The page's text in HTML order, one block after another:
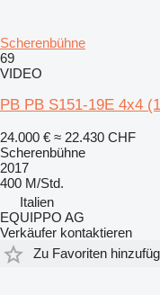
Scherenbühne
69
VIDEO
PB PB S151-19E 4x4
24.000 € ≈ 22.430 CHF
Scherenbühne
2017
400 M/Std.
Italien
EQUIPPO AG
Verkäufer kontaktieren
Zu Favoriten